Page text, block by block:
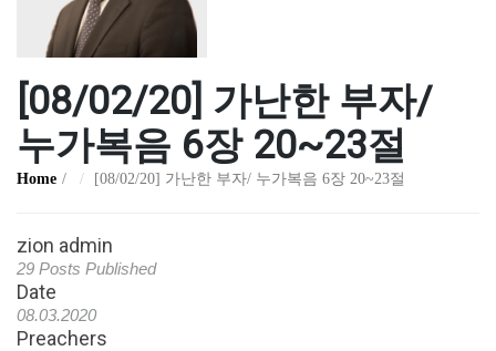
[08/02/20] 가난한 부자/
누가복음 6장 20~23절
Home [08/02/20] 가난한 부자/ 누가복음 6장 20~23절
zion admin
29 Posts Published
Date
08.03.2020
Preachers